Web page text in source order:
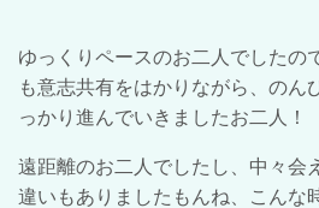
ゆっくりペースのお二人でしたの
も意志共有をはかりながら、のん
っかり進んでいきましたお二人！
遠距離のお二人でしたし、中々会
違いもありましたもんね、こんな